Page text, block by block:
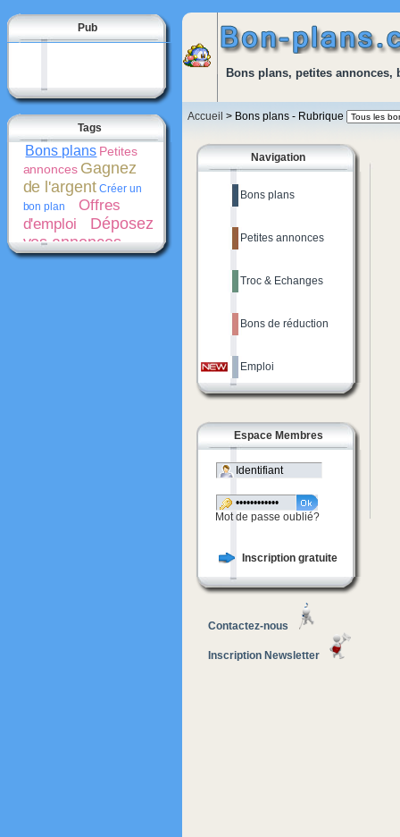
Pub
Tags
Bons plans Petites
annonces Gagnez
de l'argent Créer un
bon plan
Offres
d'emploi
Déposez
vos annonces
gratuitement
Bons
Bons plans, petites
Accueil > Bons plans - Rubrique
Navigation
Bons plans
Petites annonces
Troc & Echanges
Bons de réduction
Emploi
Espace Membres
Mot de passe oublié?
Inscription gratuite
Contactez-nous
Inscription Newsletter